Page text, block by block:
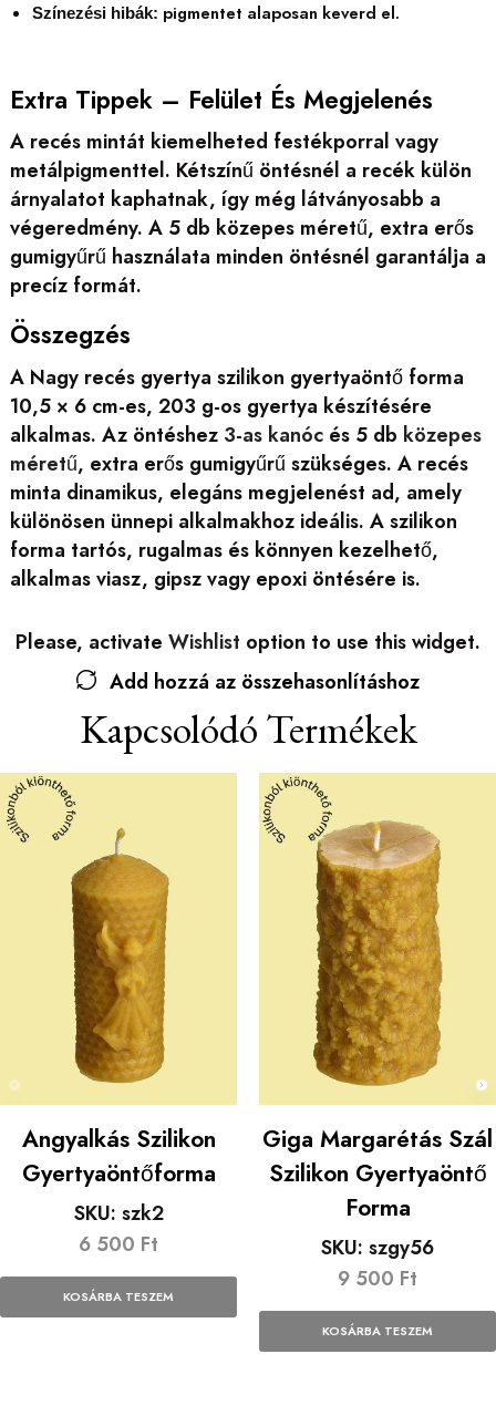
Színezési hibák: pigmentet alaposan keverd el.
Extra Tippek – Felület És Megjelenés
A recés mintát kiemelheted festékporral vagy
metálpigmenttel. Kétszínű öntésnél a recék külön
árnyalatot kaphatnak, így még látványosabb a
végeredmény. A 5 db közepes méretű, extra erős
gumigyűrű használata minden öntésnél garantálja a
precíz formát.
Összegzés
A Nagy recés gyertya szilikon gyertyaöntő forma
10,5 × 6 cm-es, 203 g-os gyertya készítésére
alkalmas. Az öntéshez 3-as kanócés 5 db közepes
méretű, extra erős gumigyűrű szükséges. A recés
minta dinamikus, elegáns megjelenést ad, amely
különösen ünnepi alkalmakhoz ideális. A szilikon
forma tartós, rugalmas és könnyen kezelhető,
alkalmas viasz, gipsz vagy epoxi öntésére is.
Please, activate Wishlist option to use this widget.
Add hozzá az összehasonlításhoz
Kapcsolódó Termékek
Angyalkás Szilikon
Gyertyaöntőforma
SKU: szk2
6 500 Ft
KOSÁRBA TESZEM
Giga Margarétás Szál
Szilikon Gyertyaöntő
Forma
SKU: szgy56
9 500 Ft
KOSÁRBA TESZEM